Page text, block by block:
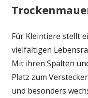
Für Kleintiere stellt
vielfältigen
Mit ihren Spalten
Platz zum
und besonders